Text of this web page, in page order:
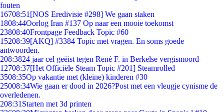
fouten
16708:51 [NOS Eredivisie #298] We gaan staken
1808:44Oorlog Iran #137 Op naar een mooie toekomst
23808:40Frontpage Feedback Topic #60
15208:39[AKQ] #3384 Topic met vragen. En soms goede
antwoorden.
208:3824 jaar cel geëist tegen René F. in Berkelse vergismoord
12708:37[Het Officiële Steam Topic #201] Steamrolled
3508:35Op vakantie met (kleine) kinderen #30
25008:34Wie gaan er dood in 2026?Post met een vleugje cynisme de
overledenen.
208:31 Starten met 3d printen